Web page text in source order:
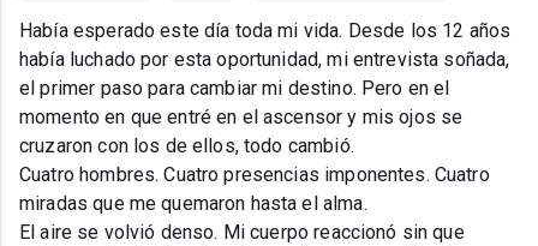
Había esperado este día toda mi vida. Desde los 12 años
había luchado por esta oportunidad, mi entrevista soñada,
el primer paso para cambiar mi destino. Pero en el
momento en que entré en el ascensor y mis ojos se
cruzaron con los de ellos, todo cambió.
Cuatro hombres. Cuatro presencias imponentes. Cuatro
miradas que me quemaron hasta el alma.
El aire se volvió denso. Mi cuerpo reaccionó sin que